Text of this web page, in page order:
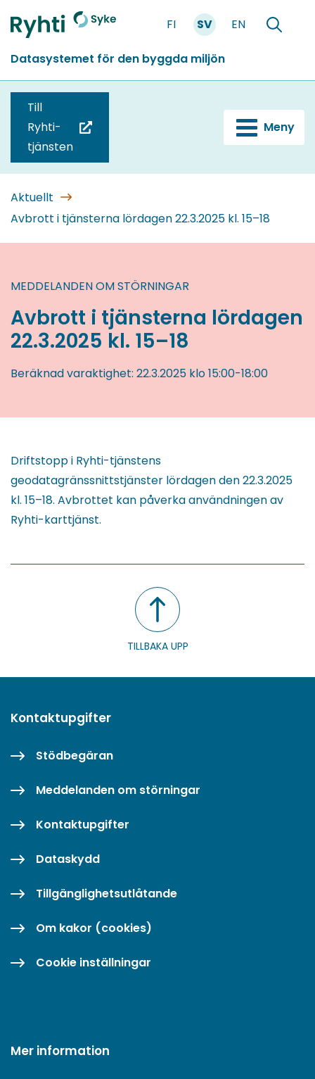
till
Förstasidan
FI SV EN
Söka
Datasystemet för den byggda miljön
Till
Ryhti-
tjänsten
blir
omdirigerad
till
en
Meny
Aktuellt
Avbrott i tjänsterna lördagen 22.3.2025 kl. 15–18
MEDDELANDEN OM STÖRNINGAR
Avbrott i tjänsterna lördagen
22.3.2025 kl. 15–18
Beräknad varaktighet: 22.3.2025 klo 15:00-18:00
Driftstopp i Ryhti-tjänstens
geodatagränssnittstjänster lördagen den 22.3.2025
kl. 15–18. Avbrottet kan påverka användningen av
Ryhti-karttjänst.
TILLBAKA UPP
Kontaktupgifter
Stödbegäran
Meddelanden om störningar
Kontaktupgifter
Dataskydd
Tillgänglighetsutlåtande
Om kakor (cookies)
Cookie inställningar
Mer information